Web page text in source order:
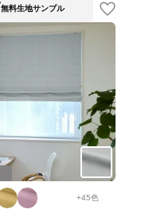
無料生地サンプル
+45色